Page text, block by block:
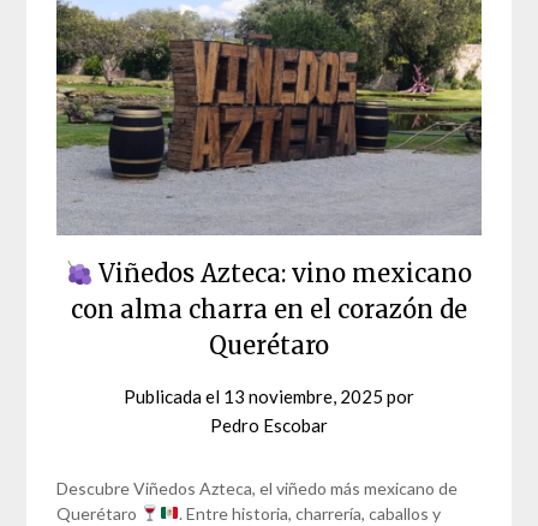
Viñedos Azteca: vino mexicano
con alma charra en el corazón de
Querétaro
Publicada el 13 noviembre, 2025 por
Pedro Escobar
Descubre Viñedos Azteca, el viñedo más mexicano de
Querétaro
. Entre historia, charrería, caballos y